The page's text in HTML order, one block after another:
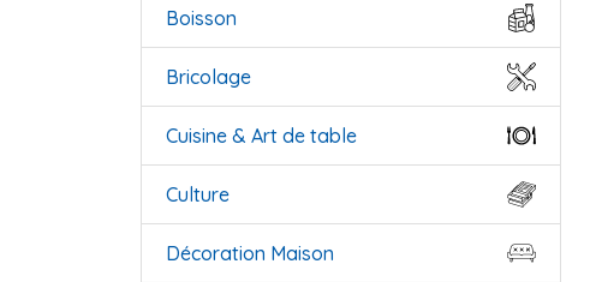
Boisson
Bricolage
Cuisine & Art de table
Culture
Décoration Maison